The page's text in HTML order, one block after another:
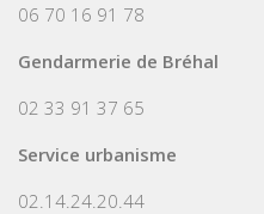
06 70 16 91 78
Gendarmerie de Bréhal
02 33 91 37 65
Service urbanisme
02.14.24.20.44